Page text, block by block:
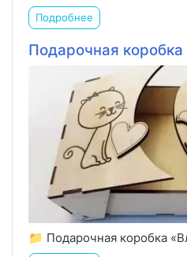
Подробнее
Подарочная коробка
📁 Подарочная коробка